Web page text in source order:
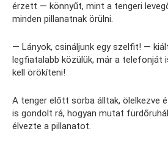
érzett — könnyűt, mint a tengeri
minden pillanatnak örülni.
— Lányok, csináljunk egy szelfit! —
legfiatalabb közülük, már a telefonját
kell örökíteni!
A tenger előtt sorba álltak, ölelkezve
is gondolt rá, hogyan mutat
élvezte a pillanatot.